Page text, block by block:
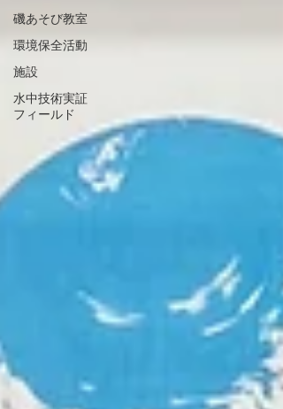
磯あそび教室
環境保全活動
施設
水中技術実証
フィールド